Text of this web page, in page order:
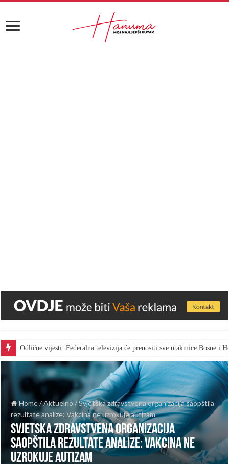
Odlične vijesti: Federalna televizija će prenositi sve utakmice Bosne i
Home/Aktuelno /Svjetska zdravstvena organizacija saopštila
rezultate analize: Vakcina ne uzrokuje autizam
Svjetska zdravstvena organizacija
saopštila rezultate analize: Vakcina ne
uzrokuje autizam